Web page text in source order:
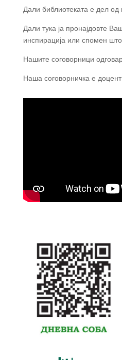
Дали библиотеката е дел од
Дали тука ја пронајдовте
инспирација или спомен
Нашите соговорници
Наша соговорничка е